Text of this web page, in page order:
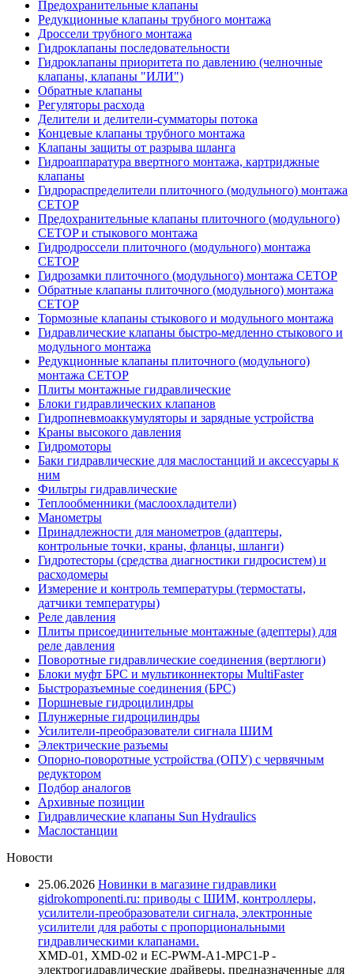
Предохранительные клапаны
Редукционные клапаны трубного монтажа
Дроссели трубного монтажа
Гидроклапаны последовательности
Гидроклапаны приоритета по давлению (челночные
клапаны, клапаны "ИЛИ")
Обратные клапаны
Регуляторы расхода
Делители и делители-сумматоры потока
Концевые клапаны трубного монтажа
Клапаны защиты от разрыва шланга
Гидроаппаратура ввертного монтажа, картриджные
клапаны
Гидрораспределители плиточного (модульного) монтажa
CETOP
Предохранительные клапаны плиточного (модульного)
CETOP и стыкового монтажа
Гидродроссели плиточного (модульного) монтажа
CETOP
Гидрозамки плиточного (модульного) монтажа CETOP
Обратные клапаны плиточного (модульного) монтажа
CETOP
Тормозные клапаны стыкового и модульного монтажа
Гидравлические клапаны быстро-медленно стыкового и
модульного монтажа
Редукционные клапаны плиточного (модульного)
монтажа CETOP
Плиты монтажные гидравлические
Блоки гидравлических клапанов
Гидропневмоаккумуляторы и зарядные устройства
Краны высокого давления
Гидромоторы
Баки гидравлические для маслостанций и аксессуары к
ним
Фильтры гидравлические
Теплообменники (маслоохладители)
Манометры
Принадлежности для манометров (адаптеры,
контрольные точки, краны, фланцы, шланги)
Гидротесторы (средства диагностики гидросистем) и
расходомеры
Измерение и контроль температуры (термостаты,
датчики температуры)
Реле давления
Плиты присоединительные монтажные (адептеры) для
реле давления
Поворотные гидравлические соединения (вертлюги)
Блоки муфт БРС и мультиконнекторы MultiFaster
Быстроразъемные соединения (БРС)
Поршневые гидроцилиндры
Плунжерные гидроцилиндры
Усилители-преобразователи сигнала ШИМ
Электрические разъемы
Опорно-поворотные устройства (ОПУ) с червячным
редуктором
Подбор аналогов
Архивные позиции
Гидравлические клапаны Sun Hydraulics
Маслостанции
Новости
25.06.2026 Новинки в магазине гидравлики
gidrokomponenti.ru: приводы с ШИМ, контроллеры,
усилители-преобразователи сигнала, электронные
усилители для работы с пропорциональными
гидравлическими клапанами.
XMD-01, XMD-02 и EC-PWM-A1-MPC1-P -
электрогидравлические драйверы, предназначенные для